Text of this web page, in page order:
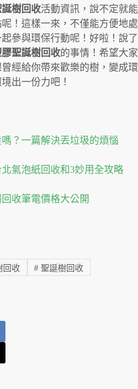
誕樹回收活動資訊，說不定就能
呢！這樣一來，不僅能方便地處
參與環保行動呢！好啦！說了
膠聖誕樹回收的事情！希望大家
經給你帶來歡樂的樹，變成環
出一份力吧！
？一篇解決丟垃圾的煩惱
氣泡紙回收和3妙用全攻略
收筆電價格大公開
回收 # 聖誕樹回收